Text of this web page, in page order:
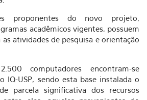
proponentes do novo projeto,
acadêmicos vigentes, possuem
atividades de pesquisa e orientação
computadores encontram-se
IQ-USP, sendo esta base instalada o
parcela significativa dos recursos